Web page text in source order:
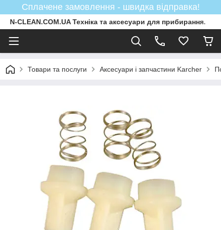
Сплачене замовлення - швидка відправка!
N-CLEAN.COM.UA Техніка та аксесуари для прибирання.
Товари та послуги Аксесуари і запчастини Karcher